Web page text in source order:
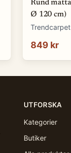
Rund
Ø 120 cm)
Trendcarpet
849 kr
UTFORSKA
Kategorier
Butiker